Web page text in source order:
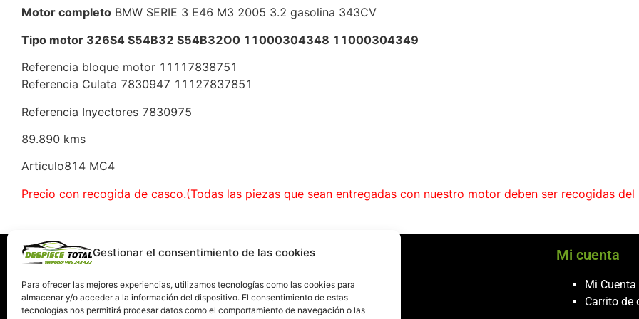
Gestionar el consentimiento de las cookies
Para ofrecer las mejores experiencias, utilizamos tecnologías como las cookies para
almacenar y/o acceder a la información del dispositivo. El consentimiento de estas
tecnologías nos permitirá procesar datos como el comportamiento de navegación o las
Motor completo BMW SERIE 3 E46 M3 2005 3.2 gasolina 343CV
Tipo motor 326S4 S54B32 S54B32O0 11000304348 11000304349
Referencia bloque motor 11117838751
Referencia Culata 7830947 11127837851
Referencia Inyectores 7830975
89.890 kms
Articulo814 MC4
Precio con recogida de casco.(Todas las piezas que sean entregadas con nuestro motor deben ser recogidas
Información
Quiénes somos
Condiciones de devolución y garantía
Servicio al cliente
Contacto
986 243 432
Mi cuenta
Mi Cuenta
Carrito de